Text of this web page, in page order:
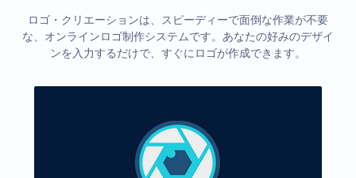
ロゴ・クリエーションは、スピーディーで面倒な作業が不要
な、オンラインロゴ制作システムです。あなたの好みのデザイ
ンを入力するだけで、すぐにロゴが作成できます。